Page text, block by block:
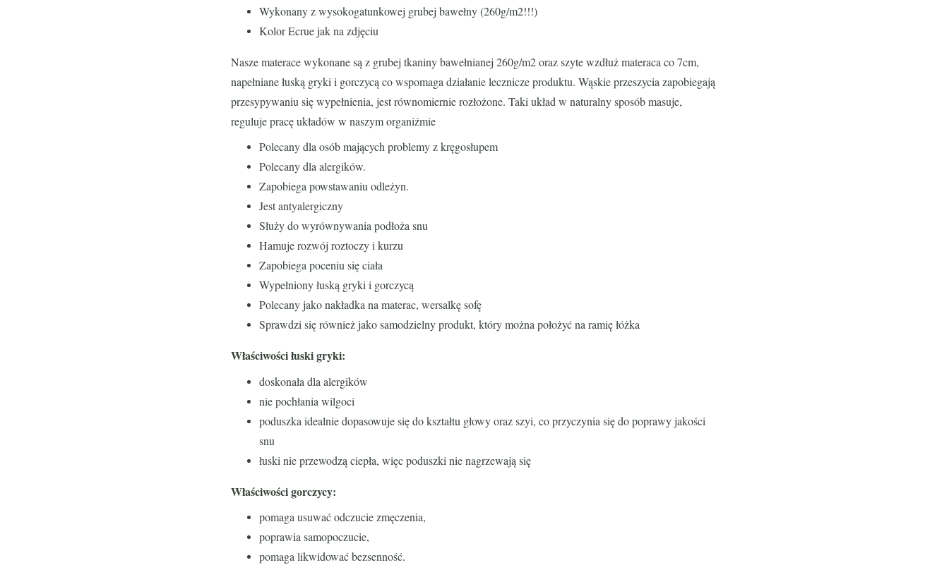
Wykonany z wysokogatunkowej grubej bawełny (260g/m2!!!)
Kolor Ecrue jak na zdjęciu
Nasze materace wykonane są z grubej tkaniny bawełnianej 260g/m2 oraz szyte wzdłuż materaca co 7cm,
napełniane łuską gryki i gorczycą co wspomaga działanie lecznicze produktu. Wąskie przeszycia zapobiegają
przesypywaniu się wypełnienia, jest równomiernie rozłożone. Taki układ w naturalny sposób masuje,
reguluje pracę układów w naszym organiźmie
Polecany dla osób mających problemy z kręgosłupem
Polecany dla alergików.
Zapobiega powstawaniu odleżyn.
Jest antyalergiczny
Służy do wyrównywania podłoża snu
Hamuje rozwój roztoczy i kurzu
Zapobiega poceniu się ciała
Wypełniony łuską gryki i gorczycą
Polecany jako nakładka na materac, wersalkę sofę
Sprawdzi się również jako samodzielny produkt, który można położyć na ramię łóżka
Właściwości łuski gryki:
doskonała dla alergików
nie pochłania wilgoci
poduszka idealnie dopasowuje się do kształtu głowy oraz szyi, co przyczynia się do poprawy jakości
snu
łuski nie przewodzą ciepła, więc poduszki nie nagrzewają się
Właściwości gorczycy:
pomaga usuwać odczucie zmęczenia,
poprawia samopoczucie,
pomaga likwidować bezsenność.